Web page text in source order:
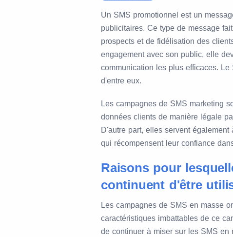
Un SMS promotionnel est un
publicitaires. Ce type de message
prospects et de fidélisation des
engagement avec son public, elle
communication les plus efficaces.
d'entre eux.
Les campagnes de SMS marketing
données clients de manière légale
D'autre part, elles servent
qui récompensent leur confiance
Raisons pour
continuent d'être
Les campagnes de SMS en masse
caractéristiques imbattables de ce
de continuer à miser sur les SMS en